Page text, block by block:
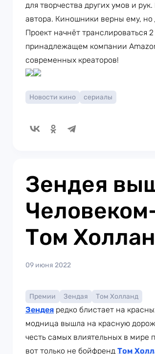
для творчества других умов и
автора. Киношники верны ему,
Проект начнёт транслироваться
принадлежащем компании
современных креаторов!
Новости кино сериалы
Зендея
Том
09 июня 2022
Премии Зендая Том Холланд
Зендея редко блистает на
модница вышла на красную
честь самых влиятельных в мире
вот только не бойфренд Том